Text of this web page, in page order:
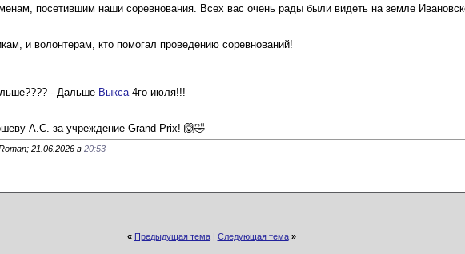
посетившим наши соревнования. Всех вас очень рады были видеть на земле
и волонтерам, кто помогал проведению соревнований!
- Дальше Выкса4го июля!!!
А.С. за учреждение Grand Prix! 🙆🤣
21.06.2026 в 20:53
« Предыдущая тема| Следующая тема »